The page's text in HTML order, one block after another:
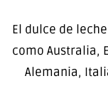
El dulce de
como Australia,
Alemania,